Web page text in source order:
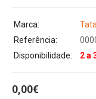
Marca:
Referência:
Disponibilidade:
2 a
0,00€